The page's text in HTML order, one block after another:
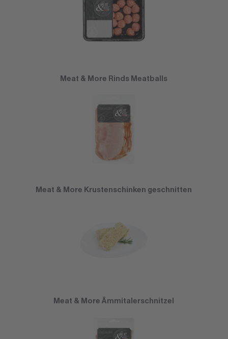
Meat & More Rinds Meatballs
Meat & More Krustenschinken geschnitten
Meat & More Ämmitalerschnitzel